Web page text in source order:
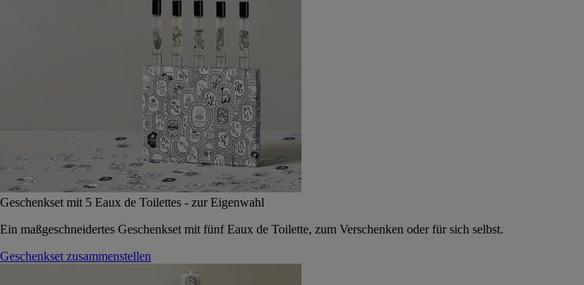
Geschenkset mit 5 Eaux de Toilettes - zur Eigenwahl
Ein maßgeschneidertes Geschenkset mit fünf Eaux de Toilette, zum Verschenken oder für sich selbst.
Geschenkset zusammenstellen